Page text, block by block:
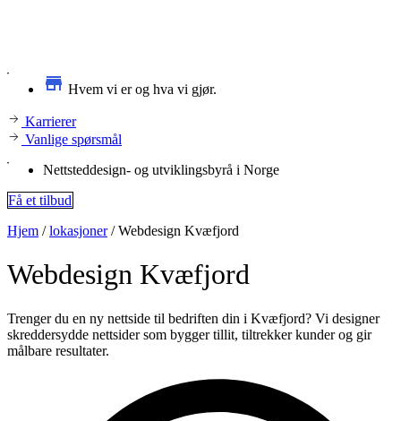
Hvem vi er og hva vi gjør.
Karrierer
Vanlige spørsmål
Nettsteddesign- og utviklingsbyrå i Norge
Få et tilbud
Hjem /lokasjoner/Webdesign Kvæfjord
Webdesign Kvæfjord
Trenger du en ny nettside til bedriften din i Kvæfjord? Vi designer
skreddersydde nettsider som bygger tillit, tiltrekker kunder og gir
målbare resultater.